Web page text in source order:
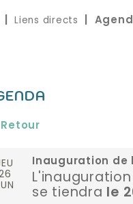
Liens directs |
Retour
Inauguration
se tiendra
le